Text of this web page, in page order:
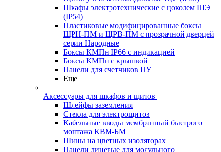
Шкафы электротехнические с цоколем ШЭ
(IP54)
Пластиковые модифицированные боксы
ЩРН-ПМ и ЩРВ-ПМ с прозрачной дверцей
серии Народные
Боксы КМПн IP66 с индикацией
Боксы КМПн с крышкой
Панели для счетчиков ПУ
Еще
Аксессуары для шкафов и щитов
Шлейфы заземления
Стекла для электрощитов
Кабельные вводы мембранный быстрого
монтажа КВМ-БМ
Шины на цветных изоляторах
Панели лицевые для модульного